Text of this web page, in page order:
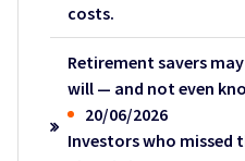
costs.
Retirement savers
will — and not even
20/06/2026
Investors who missed